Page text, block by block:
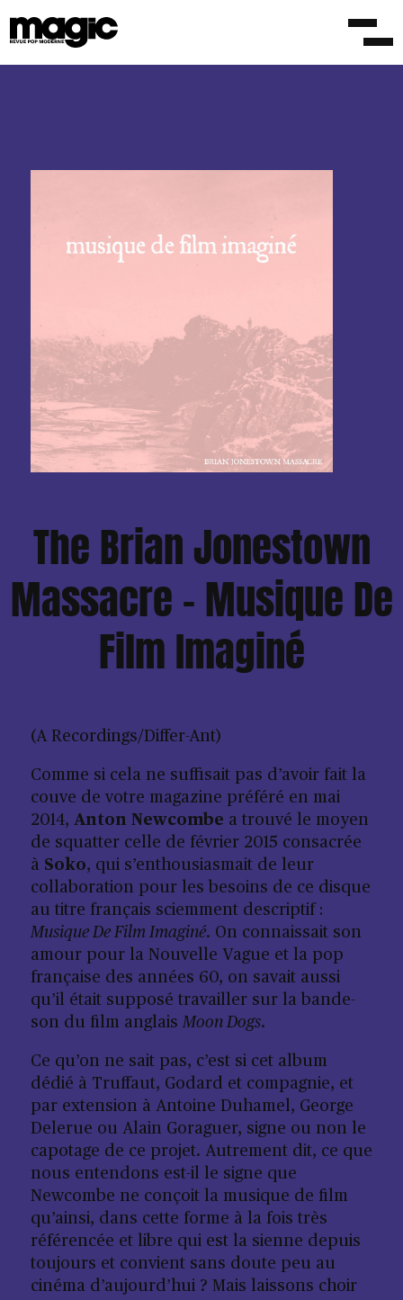
The Brian Jonestown
Massacre – Musique De
Film Imaginé
(A Recordings/Differ-Ant)
Comme si cela ne suffisait pas d’avoir fait la
couve de votre magazine préféré en mai
2014, Anton Newcombe a trouvé le moyen
de squatter celle de février 2015 consacrée
à Soko, qui s’enthousiasmait de leur
collaboration pour les besoins de ce disque
au titre français sciemment descriptif :
Musique De Film Imaginé. On connaissait son
amour pour la Nouvelle Vague et la pop
française des années 60, on savait aussi
qu’il était supposé travailler sur la bande-
son du film anglais Moon Dogs.
Ce qu’on ne sait pas, c’est si cet album
dédié à Truffaut, Godard et compagnie, et
par extension à Antoine Duhamel, George
Delerue ou Alain Goraguer, signe ou non le
capotage de ce projet. Autrement dit, ce que
nous entendons est-il le signe que
Newcombe ne conçoit la musique de film
qu’ainsi, dans cette forme à la fois très
référencée et libre qui est la sienne depuis
toujours et convient sans doute peu au
cinéma d’aujourd’hui ? Mais laissons choir